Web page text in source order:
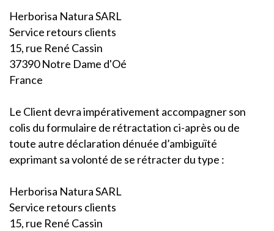
Herborisa Natura SARL
Service retours clients
15, rue René Cassin
37390 Notre Dame d'Oé
France
Le Client devra impérativement accompagner son
colis du formulaire de rétractation ci-après ou de
toute autre déclaration dénuée d’ambiguïté
exprimant sa volonté de se rétracter du type :
Herborisa Natura SARL
Service retours clients
15, rue René Cassin